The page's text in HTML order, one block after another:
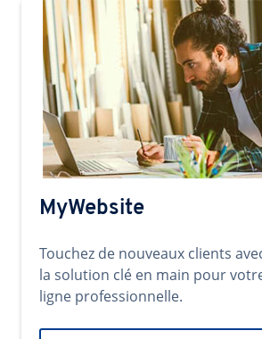
MyWebsite
Touchez de nouveaux clients
la solution clé en main pour
ligne professionnelle.